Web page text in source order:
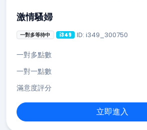
激情騷婦
一對多等待中 i349 ID: i349_300750
一對多點數
一對一點數
滿意度評分
立即進入